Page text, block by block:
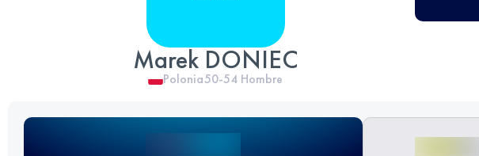
Marek DONIEC
Polonia50-54 Hombre